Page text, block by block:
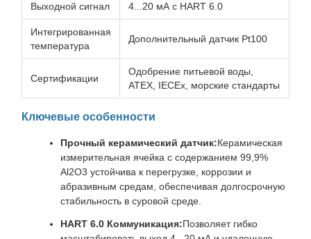
Выходной сигнал 4...20 мА с HART 6.0
Интегрированная
температура
Дополнительный датчик Pt100
Сертификации
Одобрение питьевой воды,
ATEX, IECEx, морские стандарты
Ключевые особенности
Прочный керамический датчик:Керамическая
измерительная ячейка с содержанием 99,9%
Al2O3 устойчива к перегрузке, коррозии и
абразивным средам, обеспечивая долгосрочную
стабильность в суровой среде.
HART 6.0 Коммуникация:Позволяет гибко